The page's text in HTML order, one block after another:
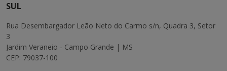
SUL
Rua Desembargador Leão Neto do Carmo s/n, Quadra 3, Setor
3
Jardim Veraneio - Campo Grande | MS
CEP: 79037-100